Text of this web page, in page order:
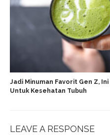
Jadi Minuman Favorit Gen Z,
Untuk Kesehatan Tubuh
LEAVE A RESPONSE